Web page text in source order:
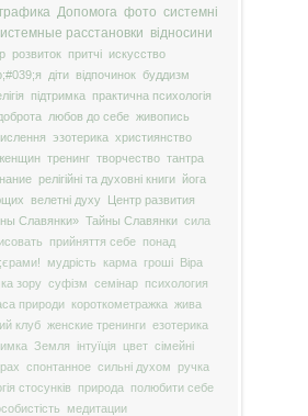
графика Допомога фото системні
расстановки відносини
розвиток притчі
искусство
діти відпочинок буддизм
підтримка
практична психологія
любов до себе живопись
эзотерика християнство
тренинг творчество тантра
релігійні та духовні книги йога
велетні духу
Центр развития
Славянки» Тайны Славянки сила
прийняття себе
понад
мудрість карма гроші Віра
зору суфізм семінар психология
природи короткометражка жива
клуб женские тренинги езотерика
Земля інтуїція цвет сімейні
спонтанное сильні духом
ручка
стосунків природа
полюбити себе
медитации